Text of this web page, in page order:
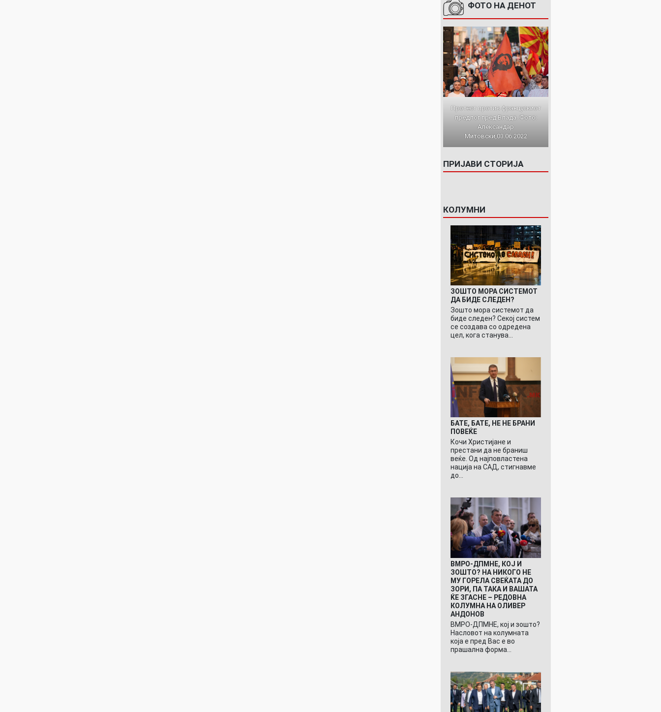
ФОТО НА ДЕНОТ
Протест против францускиот
предлог пред Влада. Фото:
Александар
Митовски,03.06.2022
ПРИЈАВИ СТОРИЈА
КОЛУМНИ
ЗОШТО МОРА СИСТЕМОТ
ДА БИДЕ СЛЕДЕН?
Зошто мора системот да
биде следен? Секој систем
се создава со одредена
цел, кога станува…
БАТЕ, БАТЕ, НЕ НЕ БРАНИ
ПОВЕЌЕ
Кочи Христијане и
престани да не браниш
веќе. Од најповластена
нација на САД, стигнавме
до…
ВМРО-ДПМНЕ, КОЈ И
ЗОШТО? НА НИКОГО НЕ
МУ ГОРЕЛА СВЕЌАТА ДО
ЗОРИ, ПА ТАКА И ВАШАТА
ЌЕ ЗГАСНЕ – РЕДОВНА
КОЛУМНА НА ОЛИВЕР
АНДОНОВ
ВМРО-ДПМНЕ, кој и зошто?
Насловот на колумната
која е пред Вас е во
прашална форма…